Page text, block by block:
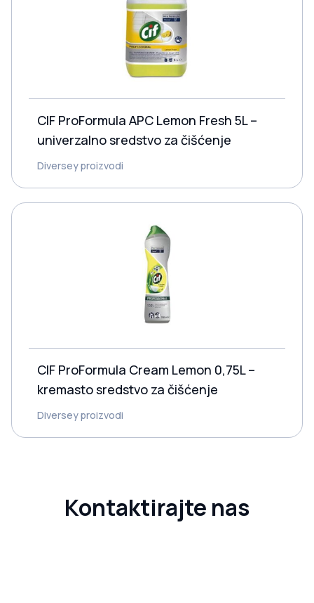
CIF ProFormula APC Lemon Fresh 5L –
univerzalno sredstvo za čišćenje
Diversey proizvodi
CIF ProFormula Cream Lemon 0,75L –
kremasto sredstvo za čišćenje
Diversey proizvodi
Kontaktirajte nas